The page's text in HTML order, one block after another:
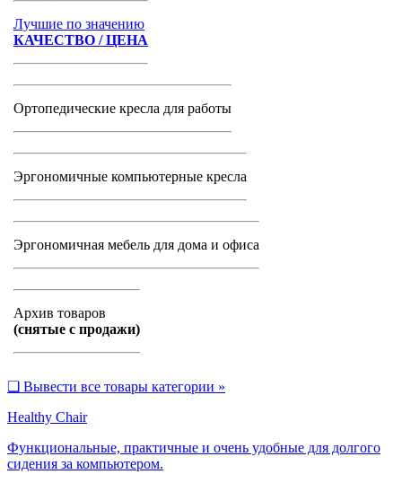
Лучшие по значению
КАЧЕСТВО / ЦЕНА
Ортопедические кресла для работы
Эргономичные компьютерные кресла
Эргономичная мебель для дома и офиса
Архив товаров
(снятые с продажи)
❑ Вывести все товары категории »
Healthy Chair
Функциональные, практичные и очень удобные для долгого
сидения за компьютером.